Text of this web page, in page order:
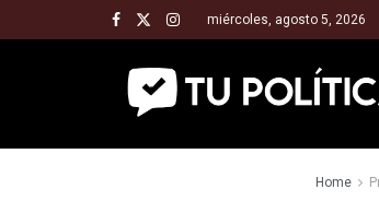
miércoles, agosto 5, 2026
Home